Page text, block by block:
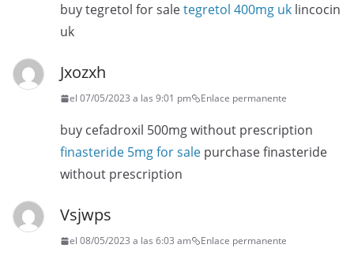
buy tegretol for saletegretol 400mg uk lincocin
uk
Jxozxh
el 07/05/2023 a las 9:01 pm Enlace permanente
buy cefadroxil 500mg without prescription
finasteride 5mg for sale purchase finasteride
without prescription
Vsjwps
el 08/05/2023 a las 6:03 am Enlace permanente